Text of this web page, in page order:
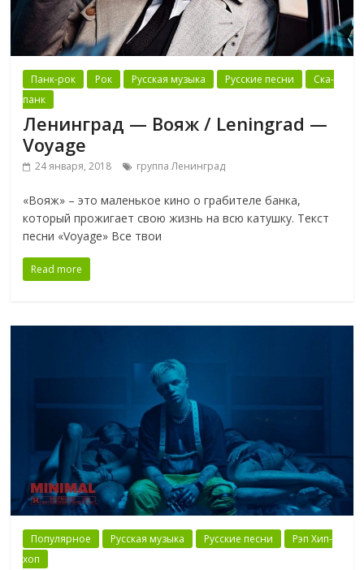
Панк-рок Рок Русская музыка Русские песни
Ска-
панк
Ленинград — Вояж / Leningrad —
Voyage
24 января, 2018 группа Ленинград
«Вояж» – это маленькое кино о грабителе банка,
который прожигает свою жизнь на всю катушку. Текст
песни «Voyage» Все твои
Read more
Популярное Русская музыка Русские песни
Рэп Хип-
хоп